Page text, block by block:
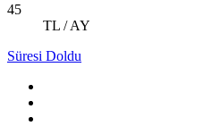
45
TL / AY
Süresi Doldu